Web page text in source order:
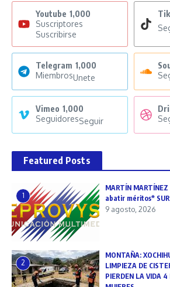
Youtube 1,000
Suscriptores
Suscribirse
Telegram 1,000
MiembrosUnete
Vimeo 1,000
SeguidoresSeguir
Featured Posts
1
MARTÍN
abatir méritos*
9 agosto, 2026
2
MONTAÑA:
LIMPIEZA DE
PIERDEN LA VIDA 4